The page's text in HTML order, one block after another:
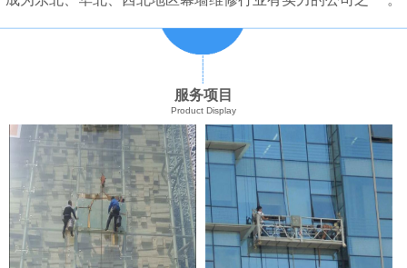
服务项目
Product Display